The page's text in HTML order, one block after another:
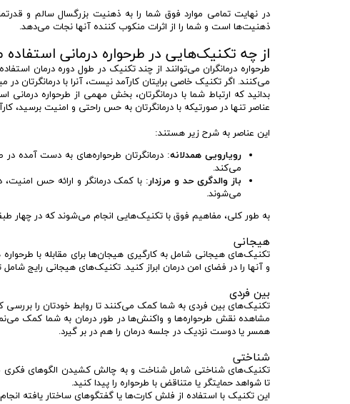
در نهایت تمامی موارد فوق شما را به ذهنیت بزرگسال سالم و
ذهنیت‌ها است و شما را از اثرات منکوب کننده آنها نجات می‌دهد.
از چه تکنیک‌هایی در طرحواره درمانی
طرحواره درمانگران می‌توانند از چند تکنیک در طول دوره درمان
می‌کنند. اگر تکنیک خاصی برایتان کارآمد نیست، آنرا با درمانگرتان در
بدانید که ارتباط شما با درمانگرتان، بخش مهمی از طرحواره
عناصر تنها در صورتیکه با درمانگرتان به حس راحتی و امنیت برسید،
این عناصر به شرح زیر هستند:
رویارویی همدلانه: درمانگرتان طرحواره‌های به دست آمده
می‌کند.
باز والدگری حد و مرزدار: با کمک درمانگر و ارائه حس امنیت،
می‌شوند.
به طور کلی، مفاهیم فوق با تکنیک‌هایی انجام می‌شوند که در چهار
هیجانی
تکنیک‌های هیجانی شامل به کارگیری هیجان‌ها برای مقابله با
و آنها را در فضای امن درمان ابراز کنید. تکنیک‌های هیجانی رایج
بین فردی
تکنیک‌های بین فردی به شما کمک می‌کنند تا روابط خودتان را بررسی
مشاهده نقش طرحواره‌ها و واکنش‌ها در طور درمان به شما کمک
همسر یا دوست نزدیک در جلسه درمان را هم در بر گیرد.
شناختی
تکنیک‌های شناختی شامل شناخت و به چالش کشیدن الگوهای فکری
تا شواهد حمایتگر یا متناقض با طرحواره را پیدا کنید.
این تکنیک با استفاده از فلش کارت‌ها یا گفتگوهای ساختار یافته